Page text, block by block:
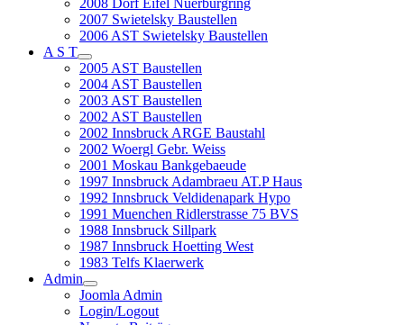
2008 Dorf Eifel Nuerburgring
2007 Swietelsky Baustellen
2006 AST Swietelsky Baustellen
A S T
2005 AST Baustellen
2004 AST Baustellen
2003 AST Baustellen
2002 AST Baustellen
2002 Innsbruck ARGE Baustahl
2002 Woergl Gebr. Weiss
2001 Moskau Bankgebaeude
1997 Innsbruck Adambraeu AT.P Haus
1992 Innsbruck Veldidenapark Hypo
1991 Muenchen Ridlerstrasse 75 BVS
1988 Innsbruck Sillpark
1987 Innsbruck Hoetting West
1983 Telfs Klaerwerk
Admin
Joomla Admin
Login/Logout